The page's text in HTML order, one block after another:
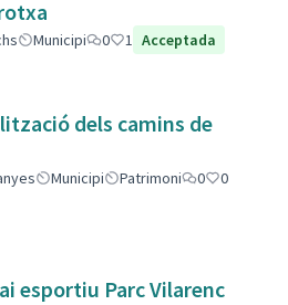
Municipi 0 1 Acceptada
dels camins de
Municipi Patrimoni 0
0
esportiu Parc Vilarenc